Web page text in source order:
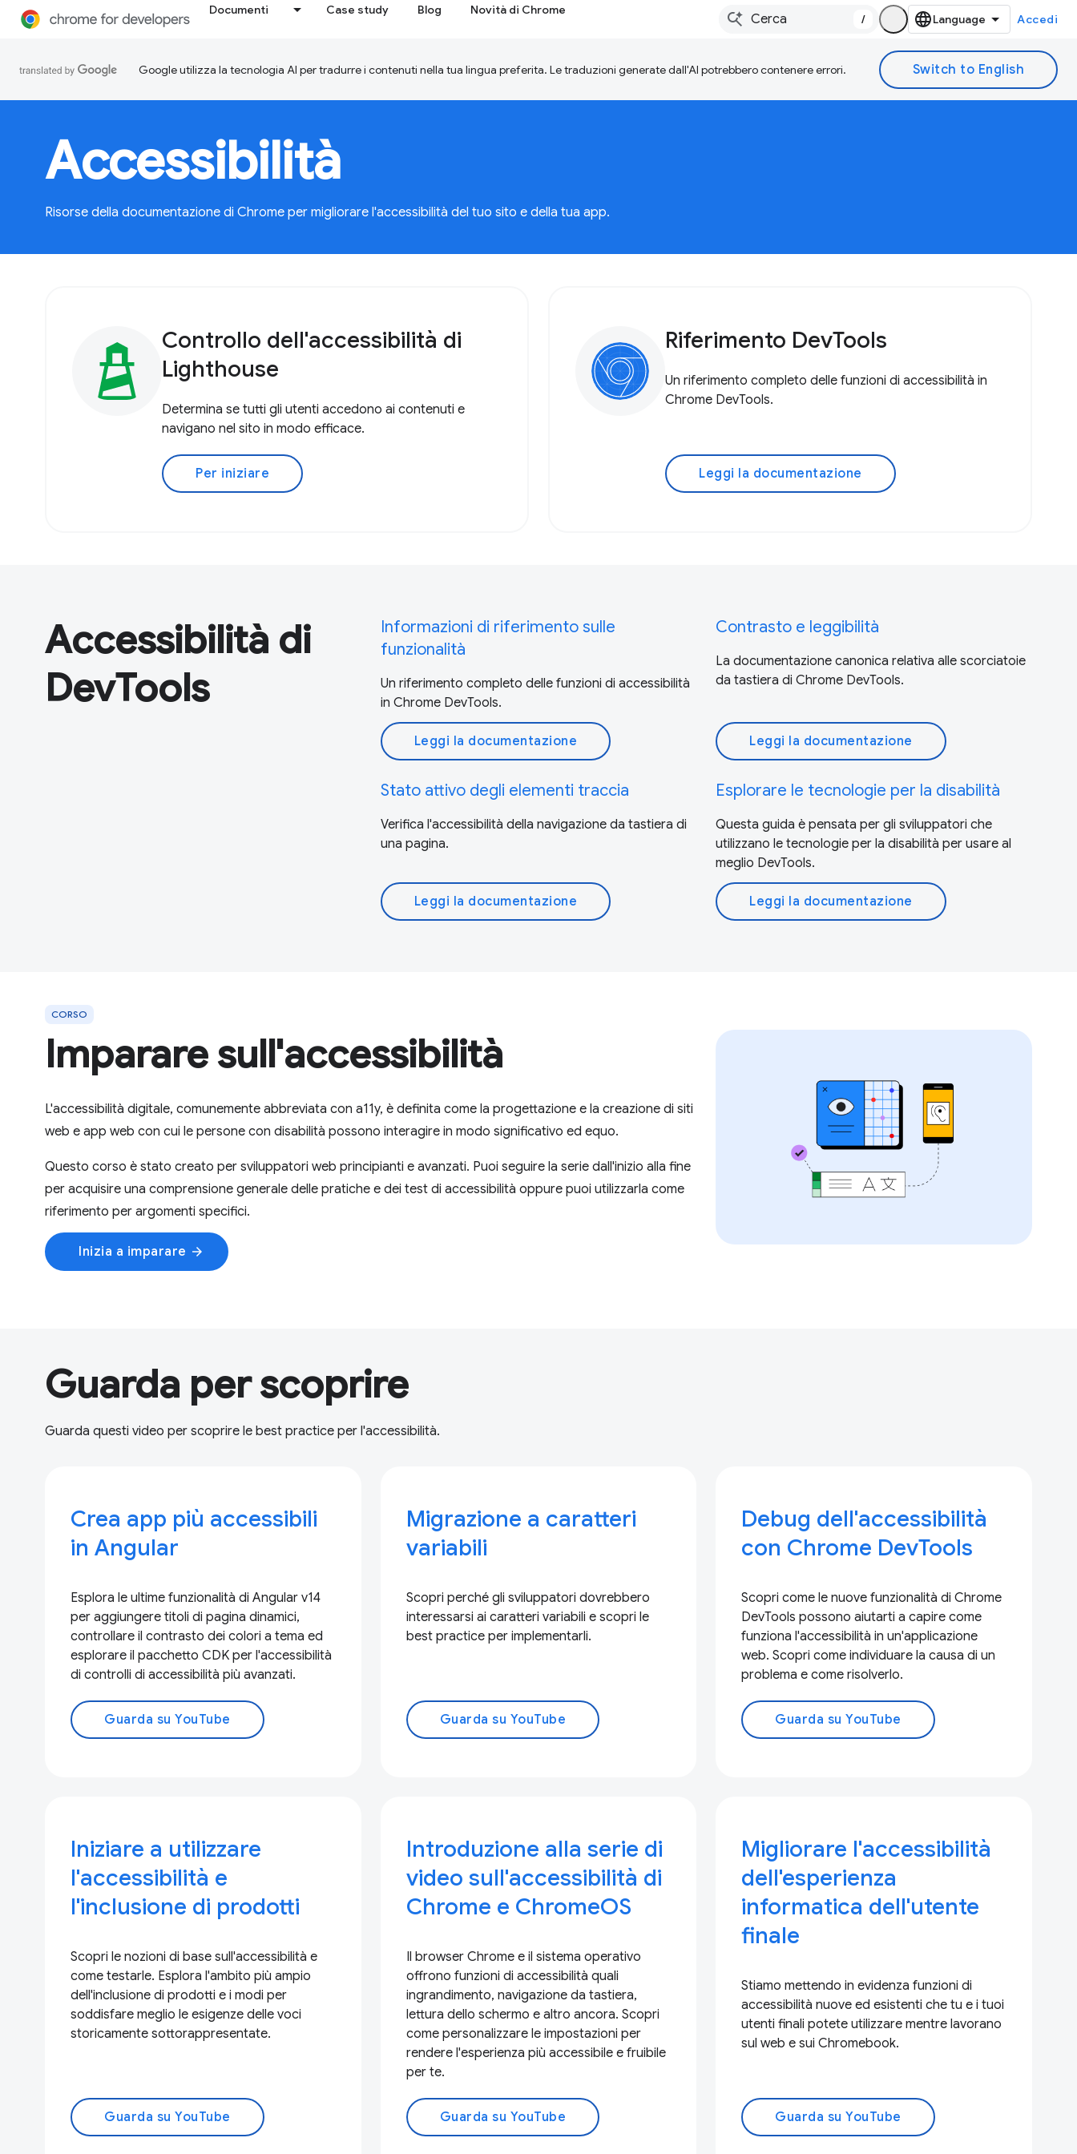
Documenti Case study Blog Novità di Chrome
/ Accedi
Google utilizza la tecnologia AI per tradurre i contenuti nella tua lingua preferita. Le traduzioni generate dall'AI potrebbero contenere errori.
Accessibilità
Risorse della documentazione di Chrome per migliorare l'accessibilità del tuo sito e della tua app.
Controllo dell'accessibilità di
Lighthouse
Determina se tutti gli utenti accedono ai contenuti e
navigano nel sito in modo efficace.
Per iniziare
Riferimento DevTools
Un riferimento completo delle funzioni di accessibilità in
Chrome DevTools.
Leggi la documentazione
Accessibilità di
DevTools
Informazioni di riferimento sulle
funzionalità
Un riferimento completo delle funzioni di accessibilità
in Chrome DevTools.
Leggi la documentazione
Contrasto e leggibilità
La documentazione canonica relativa alle scorciatoie
da tastiera di Chrome DevTools.
Leggi la documentazione
Stato attivo degli elementi traccia
Verifica l'accessibilità della navigazione da tastiera di
una pagina.
Leggi la documentazione
Esplorare le tecnologie per la disabilità
Questa guida è pensata per gli sviluppatori che
utilizzano le tecnologie per la disabilità per usare al
meglio DevTools.
Leggi la documentazione
CORSO
Imparare sull'accessibilità
L'accessibilità digitale, comunemente abbreviata con a11y, è definita come la progettazione e la creazione di siti
web e app web con cui le persone con disabilità possono interagire in modo significativo ed equo.
Questo corso è stato creato per sviluppatori web principianti e avanzati. Puoi seguire la serie dall'inizio alla fine
per acquisire una comprensione generale delle pratiche e dei test di accessibilità oppure puoi utilizzarla come
riferimento per argomenti specifici.
Inizia a imparare arrow_forward
Guarda per scoprire
Guarda questi video per scoprire le best practice per l'accessibilità.
Crea app più accessibili
in Angular
Esplora le ultime funzionalità di Angular v14
per aggiungere titoli di pagina dinamici,
controllare il contrasto dei colori a tema ed
esplorare il pacchetto CDK per l'accessibilità
di controlli di accessibilità più avanzati.
Guarda su YouTube
Migrazione a caratteri
variabili
Scopri perché gli sviluppatori dovrebbero
interessarsi ai caratteri variabili e scopri le
best practice per implementarli.
Guarda su YouTube
Debug dell'accessibilità
con Chrome DevTools
Scopri come le nuove funzionalità di Chrome
DevTools possono aiutarti a capire come
funziona l'accessibilità in un'applicazione
web. Scopri come individuare la causa di un
problema e come risolverlo.
Guarda su YouTube
Iniziare a utilizzare
l'accessibilità e
l'inclusione di prodotti
Scopri le nozioni di base sull'accessibilità e
come testarle. Esplora l'ambito più ampio
dell'inclusione di prodotti e i modi per
soddisfare meglio le esigenze delle voci
storicamente sottorappresentate.
Guarda su YouTube
Introduzione alla serie di
video sull'accessibilità di
Chrome e ChromeOS
Il browser Chrome e il sistema operativo
offrono funzioni di accessibilità quali
ingrandimento, navigazione da tastiera,
lettura dello schermo e altro ancora. Scopri
come personalizzare le impostazioni per
rendere l'esperienza più accessibile e fruibile
per te.
Guarda su YouTube
Migliorare l'accessibilità
dell'esperienza
informatica dell'utente
finale
Stiamo mettendo in evidenza funzioni di
accessibilità nuove ed esistenti che tu e i tuoi
utenti finali potete utilizzare mentre lavorano
sul web e sui Chromebook.
Guarda su YouTube